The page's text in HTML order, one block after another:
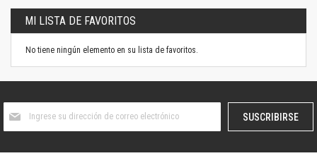
MI LISTA DE FAVORITOS
No tiene ningún elemento en su lista de favoritos.
boletín
SUSCRIBIRSE